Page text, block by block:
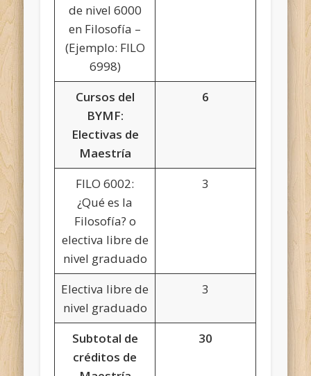
de nivel 6000
en Filosofía –
(Ejemplo: FILO
6998)
Cursos del
BYMF:
Electivas de
Maestría
6
FILO 6002:
¿Qué es la
Filosofía? o
electiva libre de
nivel graduado
3
Electiva libre de
nivel graduado
3
Subtotal de
créditos de
30